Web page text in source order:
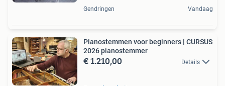
Gendringen Vandaag
Pianostemmen voor beginners | CURSUS
2026 pianostemmer
€ 1.210,00 Details